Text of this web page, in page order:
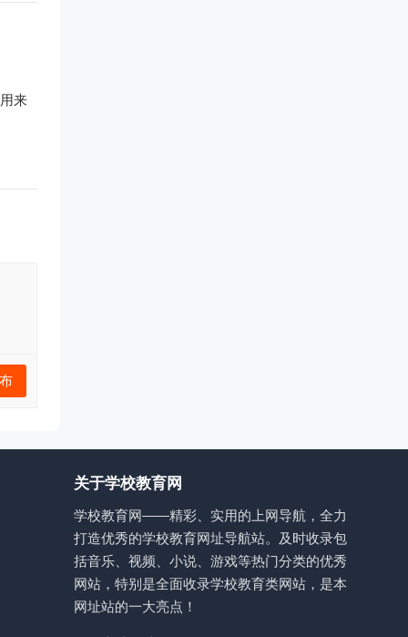
来
关于学校教育网
学校教育网——精彩、实用的上网导航，全力
打造优秀的学校教育网址导航站。及时收录包
括音乐、视频、小说、游戏等热门分类的优秀
网站，特别是全面收录学校教育类网站，是本
网址站的一大亮点！